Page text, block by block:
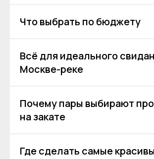
Что выбрать по бюджету
Всё для идеального
Москве-реке
Почему пары выбирают
на закате
Где сделать самые